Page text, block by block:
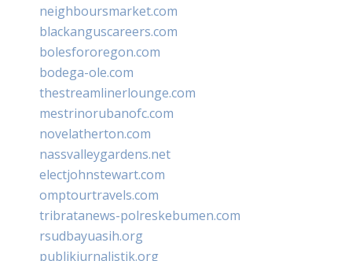
neighboursmarket.com
blackanguscareers.com
bolesfororegon.com
bodega-ole.com
thestreamlinerlounge.com
mestrinorubanofc.com
novelatherton.com
nassvalleygardens.net
electjohnstewart.com
omptourtravels.com
tribratanews-polreskebumen.com
rsudbayuasih.org
publikjurnalistik.org